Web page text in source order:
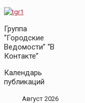
Группа
“Городские
Ведомости” “В
Контакте”
Календарь
публикаций
Август 2026